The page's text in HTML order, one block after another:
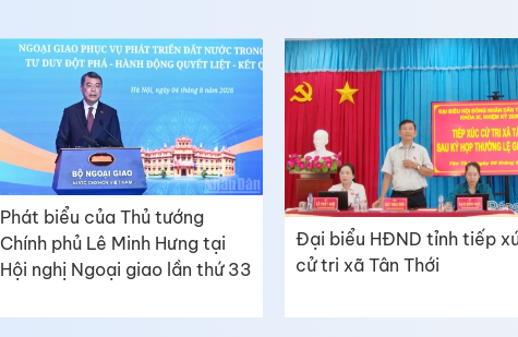
Phát biểu của Thủ tướng
Chính phủ Lê Minh Hưng tại
Hội nghị Ngoại giao lần thứ 33
Đại biểu HĐND tỉnh tiếp
cử tri xã Tân Thới